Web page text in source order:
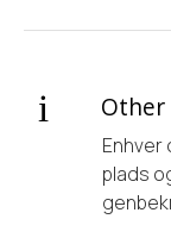
Enhver
plads